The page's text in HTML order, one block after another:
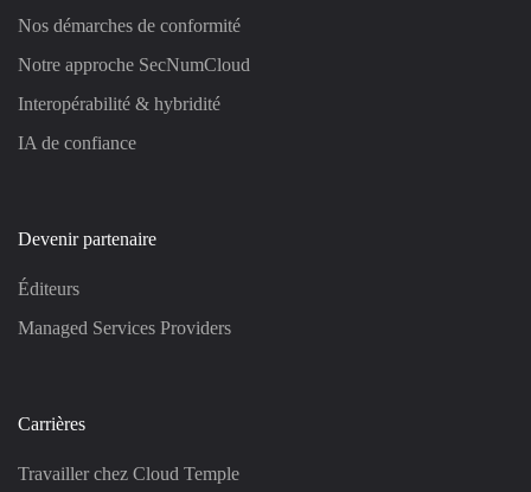
Nos démarches de conformité
Notre approche SecNumCloud
Interopérabilité & hybridité
IA de confiance
Devenir partenaire
Éditeurs
Managed Services Providers
Carrières
Travailler chez Cloud Temple